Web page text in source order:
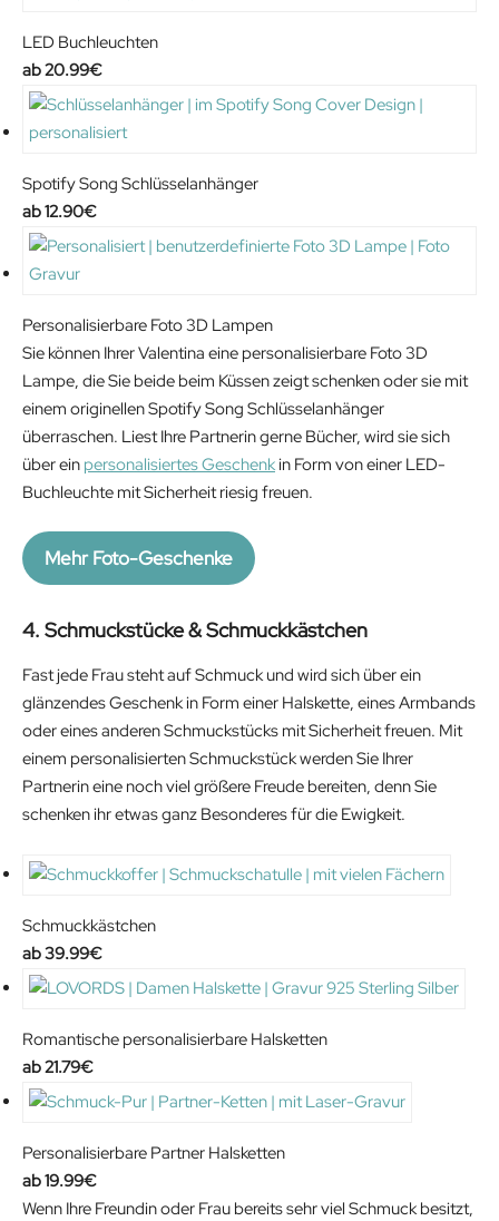
LED Buchleuchten
20.99€
Spotify Song Schlüsselanhänger
12.90€
Personalisierbare Foto 3D Lampen
Sie können Ihrer Valentina eine personalisierbare Foto 3D
Lampe, die Sie beide beim Küssen zeigt schenken oder sie mit
einem originellen Spotify Song Schlüsselanhänger
überraschen. Liest Ihre Partnerin gerne Bücher, wird sie sich
über ein personalisiertes Geschenkin Form von einer LED-
Buchleuchte mit Sicherheit riesig freuen.
Mehr Foto-Geschenke
4. Schmuckstücke & Schmuckkästchen
Fast jede Frau steht auf Schmuck und wird sich über ein
glänzendes Geschenk in Form einer Halskette, eines Armbands
oder eines anderen Schmuckstücks mit Sicherheit freuen. Mit
einem personalisierten Schmuckstück werden Sie Ihrer
Partnerin eine noch viel größere Freude bereiten, denn Sie
schenken ihr etwas ganz Besonderes für die Ewigkeit.
Schmuckkästchen
39.99€
Romantische personalisierbare Halsketten
21.79€
Personalisierbare Partner Halsketten
19.99€
Wenn Ihre Freundin oder Frau bereits sehr viel Schmuck besitzt,